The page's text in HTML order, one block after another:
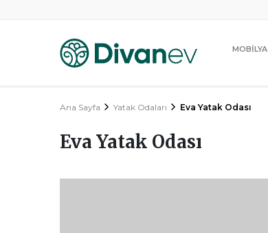
MOBİLYA
Ana Sayfa Yatak Odaları Eva Yatak Odası
Eva Yatak Odası